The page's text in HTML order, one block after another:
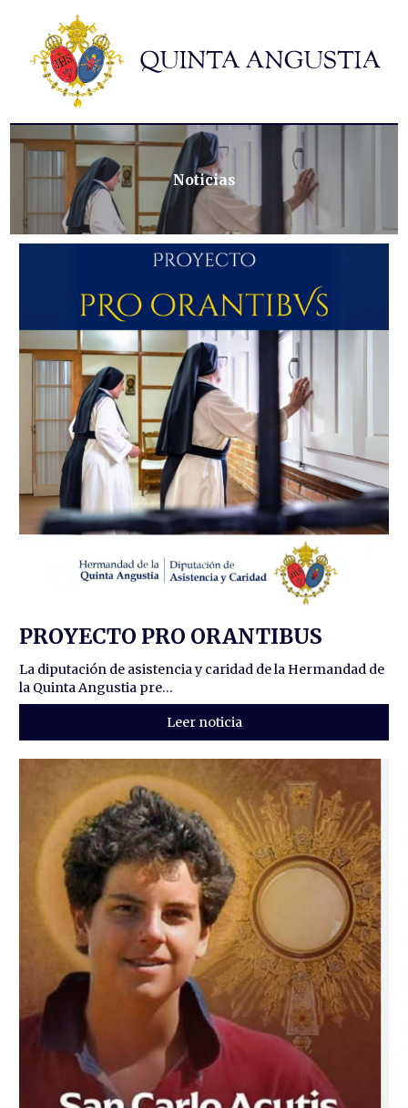
Hermandad
Titulares
Historia y patrimonio
Noticias
Formularios
Noticias
PROYECTO PRO ORANTIBUS
La diputación de asistencia y caridad de la Hermandad de
la Quinta Angustia pre...
Leer noticia